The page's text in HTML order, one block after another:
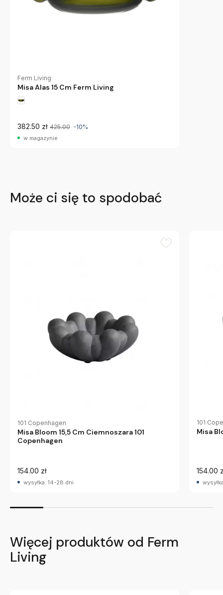
Ferm Living
Misa Alas 15 Cm Ferm Living
382.50 zł 425.00 -10%
w magazynie
Może ci się to spodobać
101 Copenhagen
Misa Bloom 15,5 Cm Ciemnoszara 101
Copenhagen
154.00 zł
wysyłka: 14-28 dni
101
Misa
154.00
Więcej produktów od Ferm
Living